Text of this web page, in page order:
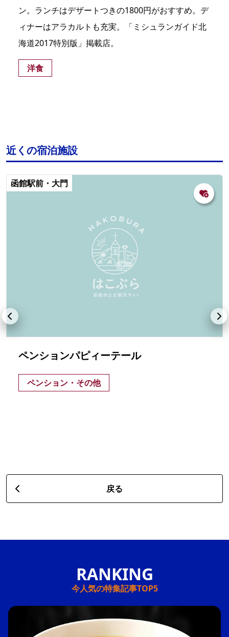
ン。ランチはデザートつきの1800円がおすすめ。デ
ィナーはアラカルトも充実。「ミシュランガイド北
海道2017特別版」掲載店。
洋食
近くの宿泊施設
函館駅前・大門
ペンションパピィーテール
ペンション・その他
戻る
今人気の特集記事TOP5